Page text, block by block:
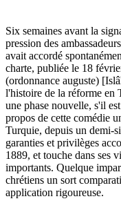
Six semaines avant la
pression des
avait accordé
charte, publiée le 18
(ordonnance auguste)
l'histoire de la réforme en
une phase nouvelle, s'il
propos de cette comédie
Turquie, depuis un demi-
garanties et privilèges
1889, et touche dans ses
importants. Quelque
chrétiens un sort
application rigoureuse.